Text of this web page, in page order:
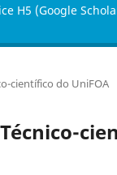
H5 (Google
científico do UniFOA